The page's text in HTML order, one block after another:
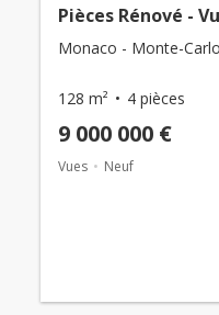
Pièces Rénové -
Monaco - Monte-Carlo
128 m² 4 pièces
9 000 000 €
Vues Neuf